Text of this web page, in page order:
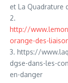
et La Quadrature
2.
http://
orange-des-
3. https://
dgse-dans-les-
en-danger